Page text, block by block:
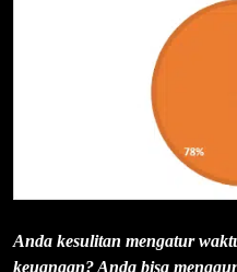
Anda kesulitan mengatur
keuangan? Anda bisa